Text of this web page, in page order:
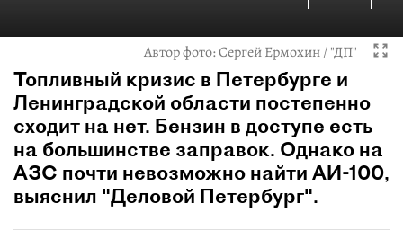
Автор фото:Сергей Ермохин / "ДП"
Топливный кризис в Петербурге и
Ленинградской области постепенно
сходит на нет. Бензин в доступе есть
на большинстве заправок. Однако на
АЗС почти невозможно найти АИ-100,
выяснил "Деловой Петербург".